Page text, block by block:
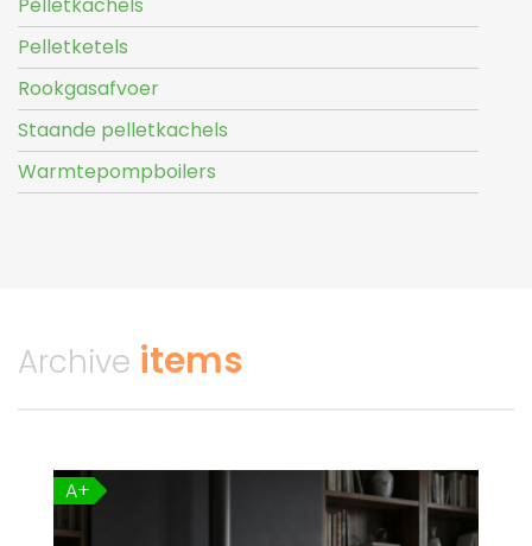
Pelletketels
Rookgasafvoer
Staande pelletkachels
Warmtepompboilers
Archive items
A+